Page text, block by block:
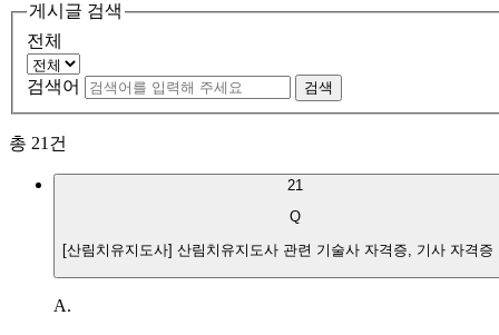
게시글 검색
전체
검색어 검색
총 21 건
21
Q
[산림치유지도사] 산림치유지도사 관련 기술사 자격증, 기사 자격증
A.